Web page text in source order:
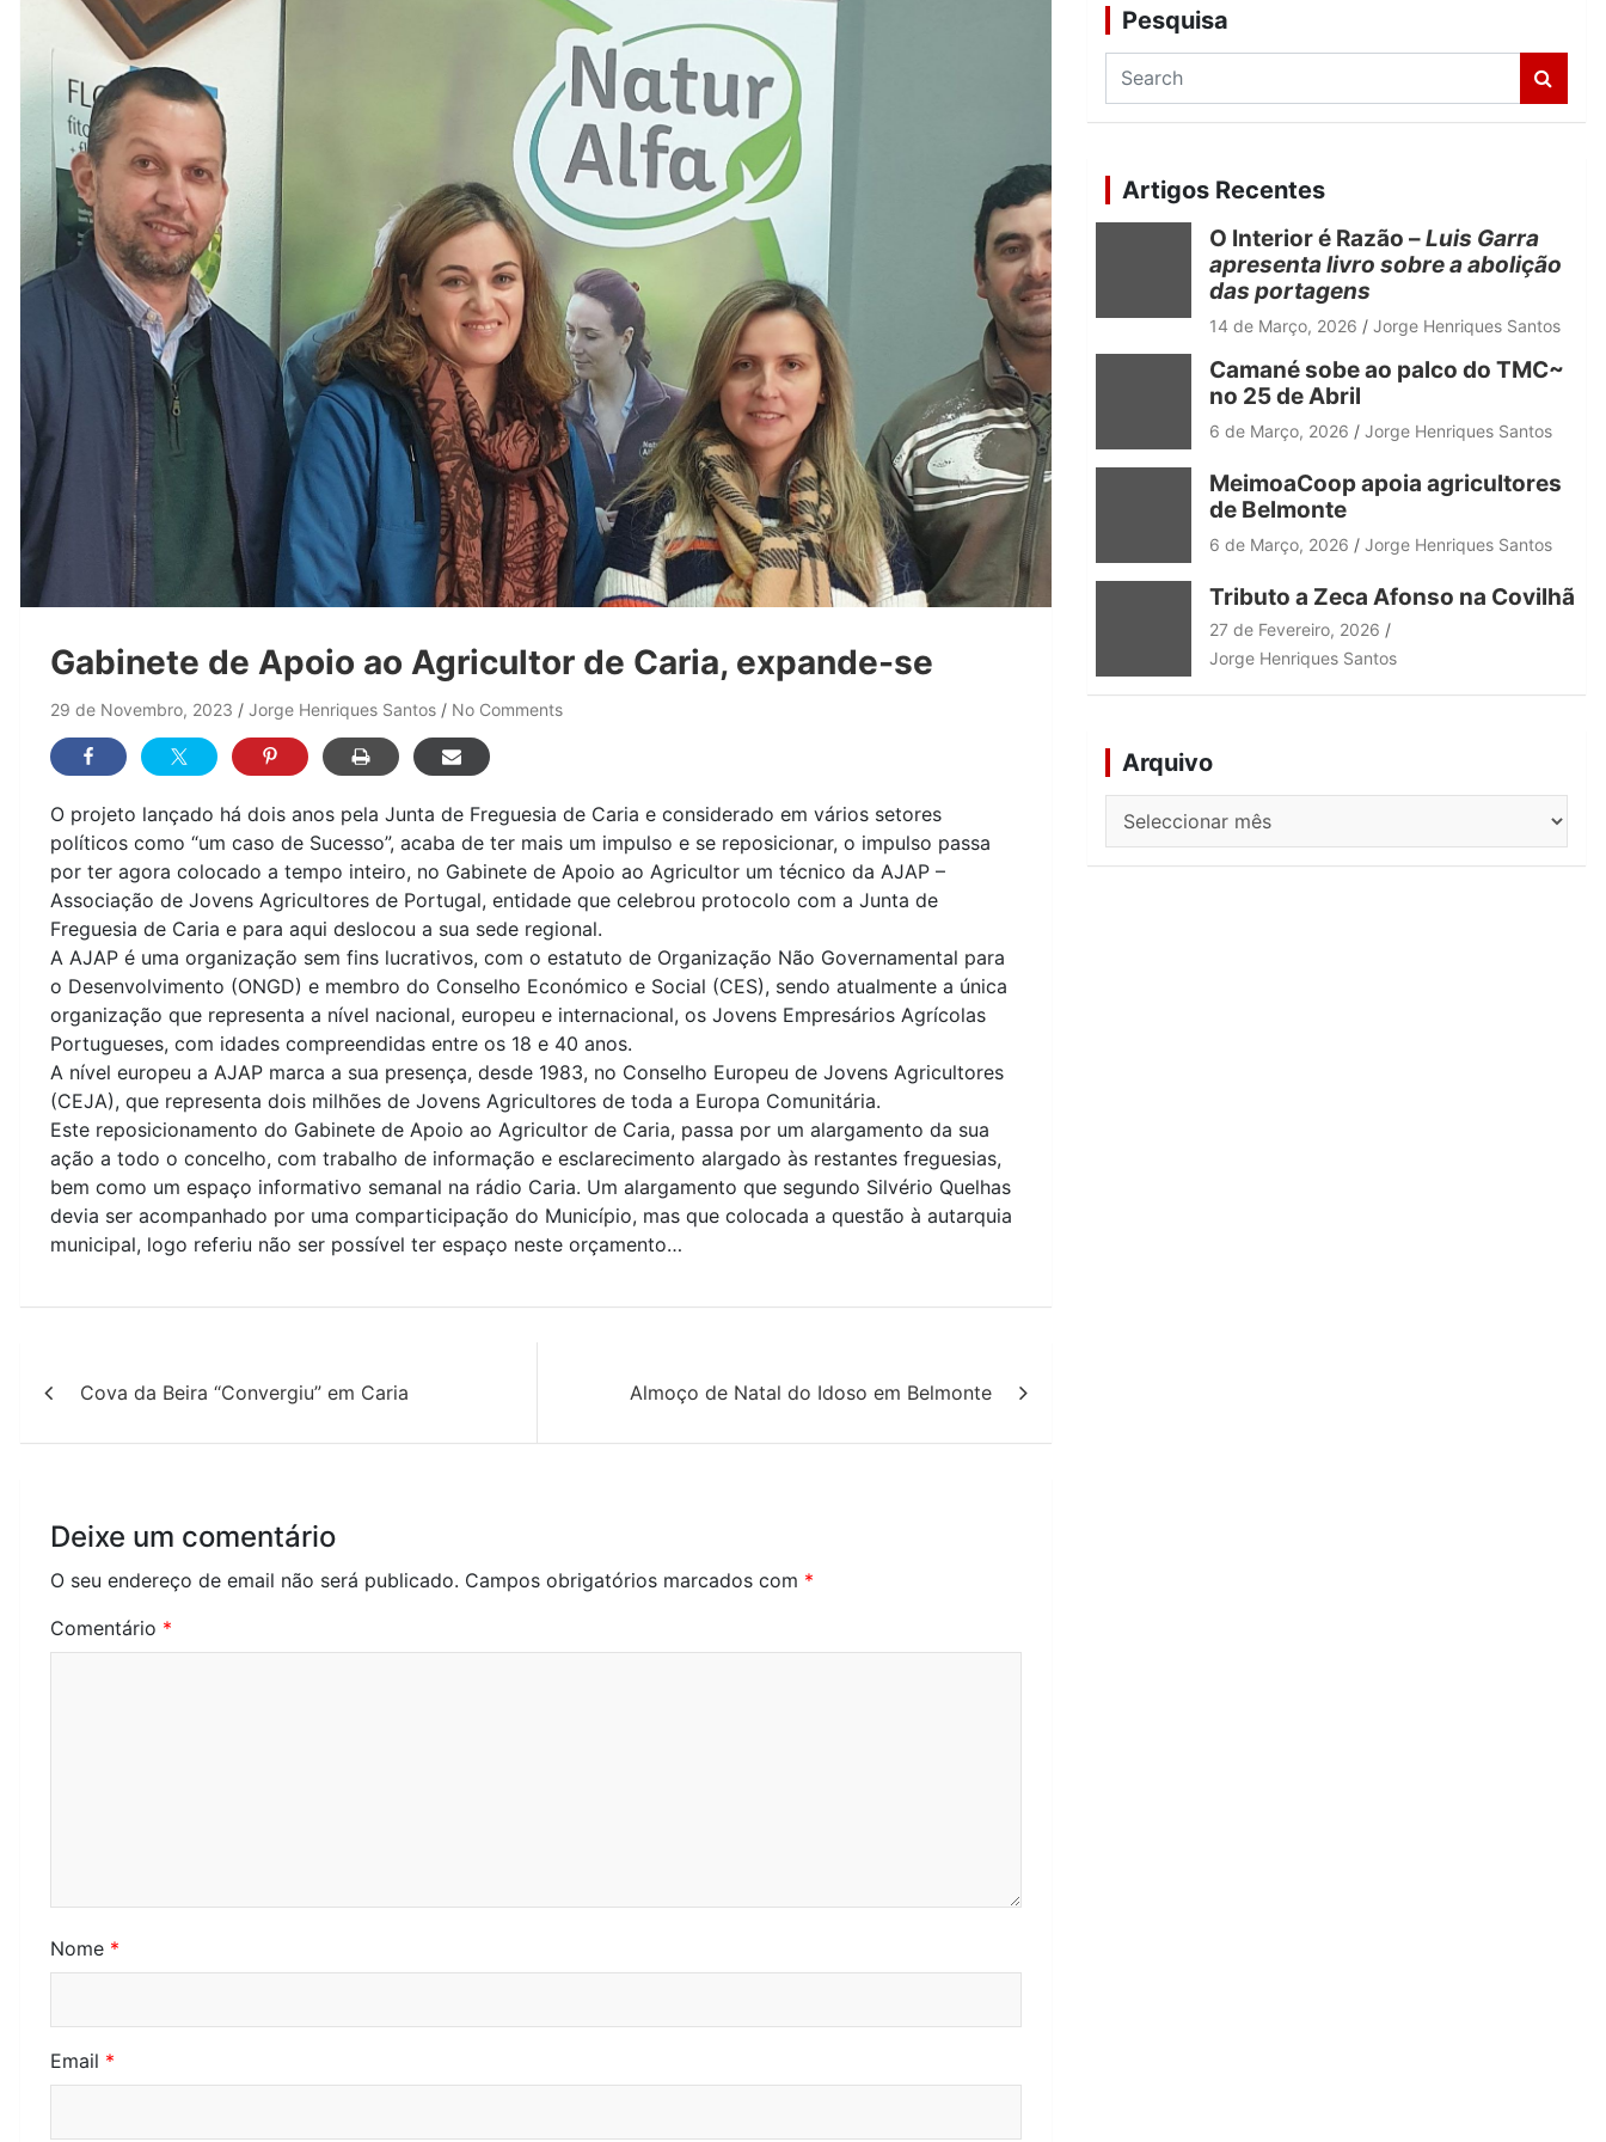
Gabinete de Apoio ao Agricultor de Caria, expande-se
29 de Novembro, 2023 Jorge Henriques Santos No Comments
O projeto lançado há dois anos pela Junta de Freguesia de Caria e considerado em vários setores
políticos como “um caso de Sucesso”, acaba de ter mais um impulso e se reposicionar, o impulso passa
por ter agora colocado a tempo inteiro, no Gabinete de Apoio ao Agricultor um técnico da AJAP –
Associação de Jovens Agricultores de Portugal, entidade que celebrou protocolo com a Junta de
Freguesia de Caria e para aqui deslocou a sua sede regional.
A AJAP é uma organização sem fins lucrativos, com o estatuto de Organização Não Governamental para
o Desenvolvimento (ONGD) e membro do Conselho Económico e Social (CES), sendo atualmente a única
organização que representa a nível nacional, europeu e internacional, os Jovens Empresários Agrícolas
Portugueses, com idades compreendidas entre os 18 e 40 anos.
A nível europeu a AJAP marca a sua presença, desde 1983, no Conselho Europeu de Jovens Agricultores
(CEJA), que representa dois milhões de Jovens Agricultores de toda a Europa Comunitária.
Este reposicionamento do Gabinete de Apoio ao Agricultor de Caria, passa por um alargamento da sua
ação a todo o concelho, com trabalho de informação e esclarecimento alargado às restantes freguesias,
bem como um espaço informativo semanal na rádio Caria. Um alargamento que segundo Silvério Quelhas
devia ser acompanhado por uma comparticipação do Município, mas que colocada a questão à autarquia
municipal, logo referiu não ser possível ter espaço neste orçamento…
de
artigos
Cova da Beira “Convergiu” em Caria Almoço de Natal do Idoso em Belmonte
Deixe um comentário
O seu endereço de email não será publicado. Campos obrigatórios marcados com *
Comentário *
Nome *
Email *
Pesquisa
a
c
h
Artigos Recentes
O Interior é Razão –Luis Garra
apresenta livro sobre a abolição
das portagens
14 de Março, 2026 Jorge Henriques Santos
Camané sobe ao palco do TMC~
no 25 de Abril
6 de Março, 2026 Jorge Henriques Santos
MeimoaCoop apoia agricultores
de Belmonte
6 de Março, 2026 Jorge Henriques Santos
Tributo a Zeca Afonso na Covilhã
27 de Fevereiro, 2026
Jorge Henriques Santos
Arquivo